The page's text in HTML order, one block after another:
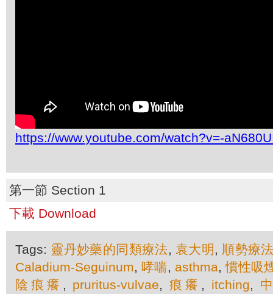
https://www.youtube.com/watch?v=-
第一節 Section 1
下載 Download
Tags: 靈丹妙藥的同類療法, 袁大明 , 順勢療
Caladium-Seguinum, 哮喘, asthma,慣性吸
陰痕癢 , pruritus-vulvae,痕癢 , itching,